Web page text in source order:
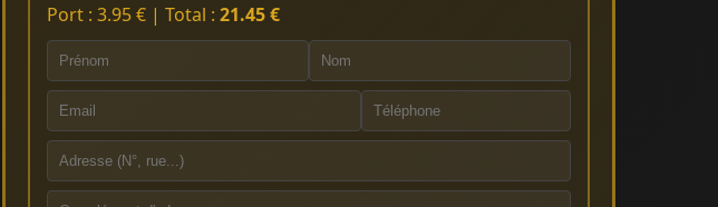
Port : 3.95 € | Total : 21.45 €